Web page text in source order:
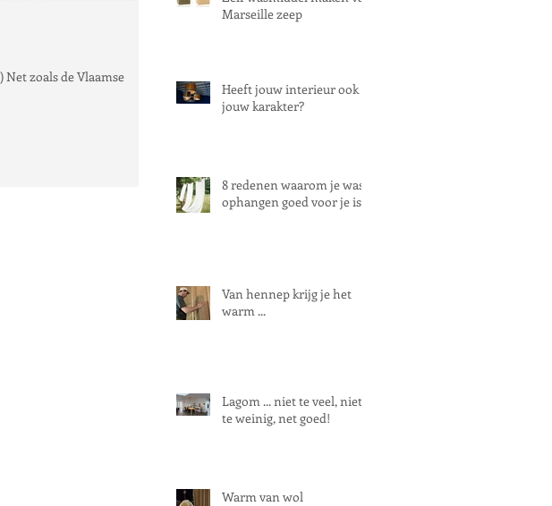
Marseille zeep
Heeft jouw interieur ook
jouw karakter?
8 redenen waarom je was
ophangen goed voor je is!
Van hennep krijg je het
warm ...
Lagom ... niet te veel, niet
te weinig, net goed!
Warm van wol